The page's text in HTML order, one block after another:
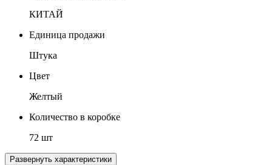
КИТАЙ
Единица продажи
Штука
Цвет
Желтый
Количество в коробке
72 шт
Развернуть характеристики